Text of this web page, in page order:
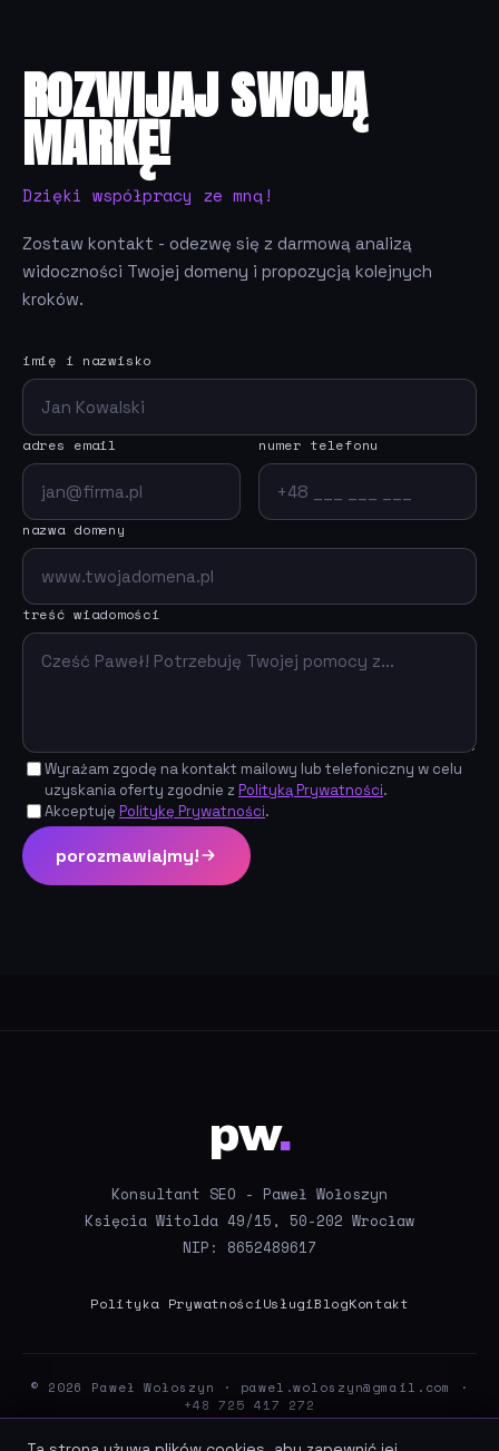
ROZWIJAJ SWOJĄ
MARKĘ!
Dzięki współpracy ze mną!
Zostaw kontakt - odezwę się z darmową analizą
widoczności Twojej domeny i propozycją kolejnych
kroków.
imię i nazwisko
adres email numer telefonu
nazwa domeny
treść wiadomości
Wyrażam zgodę na kontakt mailowy lub telefoniczny w celu
uzyskania oferty zgodnie z Polityką Prywatności.
Akceptuję Politykę Prywatności.
porozmawiajmy!
pw.
Konsultant SEO - Paweł Wołoszyn
Księcia Witolda 49/15, 50-202 Wrocław
NIP: 8652489617
Polityka PrywatnościUsługiBlogKontakt
© 2026 Paweł Wołoszyn · pawel.woloszyn@gmail.com
·
+48 725 417 272